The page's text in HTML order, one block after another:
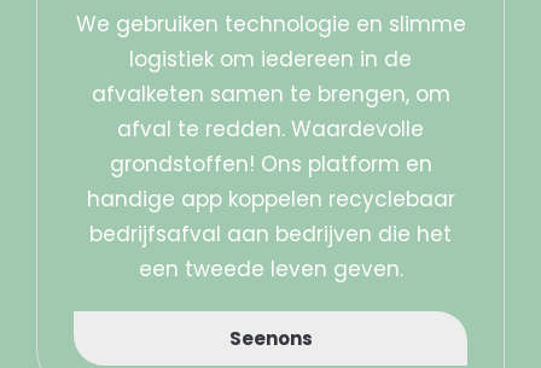
We gebruiken technologie en slimme
logistiek om iedereen in de
afvalketen samen te brengen, om
afval te redden. Waardevolle
grondstoffen! Ons platform en
handige app koppelen recyclebaar
bedrijfsafval aan bedrijven die het
een tweede leven geven.
Seenons